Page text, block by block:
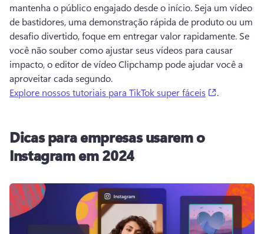
mantenha o público engajado desde o início. Seja um vídeo
de bastidores, uma demonstração rápida de produto ou um
desafio divertido, foque em entregar valor rapidamente. Se
você não souber como ajustar seus vídeos para causar
impacto, o editor de vídeo Clipchamp pode ajudar você a
aproveitar cada segundo.
Explore nossos tutoriais para TikTok super fáceis
.
Dicas para empresas usarem o
Instagram em 2024